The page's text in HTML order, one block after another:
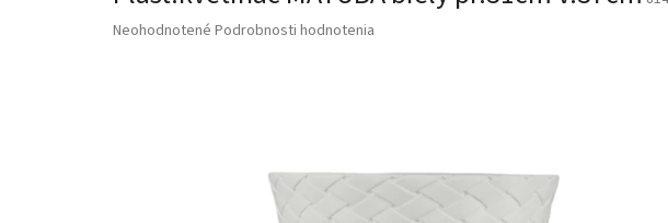
Priemerné
Neohodnotené Podrobnosti hodnotenia